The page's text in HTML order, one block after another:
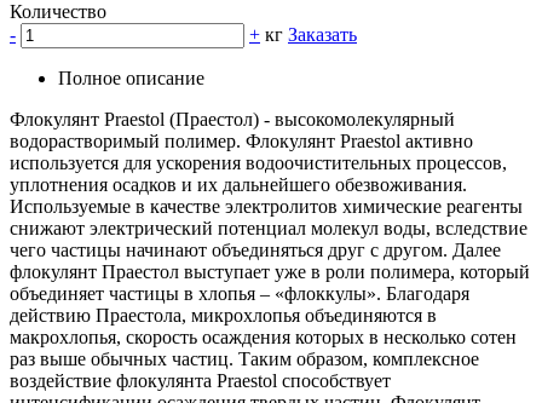
Количество
-
+ кг Заказать
Полное описание
Флокулянт Praestol (Праестол) - высокомолекулярный
водорастворимый полимер. Флокулянт Praestol активно
используется для ускорения водоочистительных процессов,
уплотнения осадков и их дальнейшего обезвоживания.
Используемые в качестве электролитов химические реагенты
снижают электрический потенциал молекул воды, вследствие
чего частицы начинают объединяться друг с другом. Далее
флокулянт Праестол выступает уже в роли полимера, который
объединяет частицы в хлопья – «флоккулы». Благодаря
действию Праестола, микрохлопья объединяются в
макрохлопья, скорость осаждения которых в несколько сотен
раз выше обычных частиц. Таким образом, комплексное
воздействие флокулянта Praestol способствует